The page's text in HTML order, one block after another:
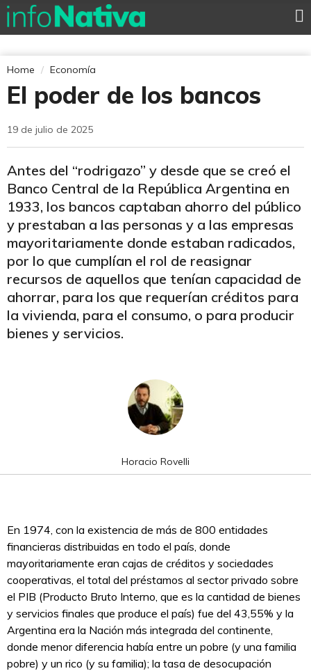
Home Economía
El poder de los bancos
19 de julio de 2025
Antes del “rodrigazo” y desde que se creó el
Banco Central de la República Argentina en
1933, los bancos captaban ahorro del público
y prestaban a las personas y a las empresas
mayoritariamente donde estaban radicados,
por lo que cumplían el rol de reasignar
recursos de aquellos que tenían capacidad de
ahorrar, para los que requerían créditos para
la vivienda, para el consumo, o para producir
bienes y servicios.
Horacio Rovelli
En 1974, con la existencia de más de 800 entidades
financieras distribuidas en todo el país, donde
mayoritariamente eran cajas de créditos y sociedades
cooperativas, el total del préstamos al sector privado sobre
el PIB (Producto Bruto Interno, que es la cantidad de bienes
y servicios finales que produce el país) fue del 43,55% y la
Argentina era la Nación más integrada del continente,
donde menor diferencia había entre un pobre (y una familia
pobre) y un rico (y su familia); la tasa de desocupación